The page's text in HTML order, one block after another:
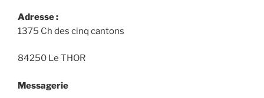
Adresse :
1375 Ch des cinq cantons
84250 Le THOR
Messagerie